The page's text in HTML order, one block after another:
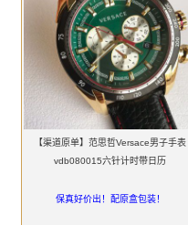
【渠道原单】范思哲Versace男子手表
vdb080015六针计时带日历
保真好价出！配原盒包装！